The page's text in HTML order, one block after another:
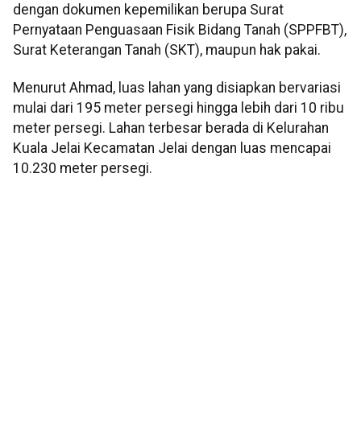
dengan dokumen kepemilikan berupa Surat
Pernyataan Penguasaan Fisik Bidang Tanah (SPPFBT),
Surat Keterangan Tanah (SKT), maupun hak pakai.
Menurut Ahmad, luas lahan yang disiapkan bervariasi
mulai dari 195 meter persegi hingga lebih dari 10 ribu
meter persegi. Lahan terbesar berada di Kelurahan
Kuala Jelai Kecamatan Jelai dengan luas mencapai
10.230 meter persegi.